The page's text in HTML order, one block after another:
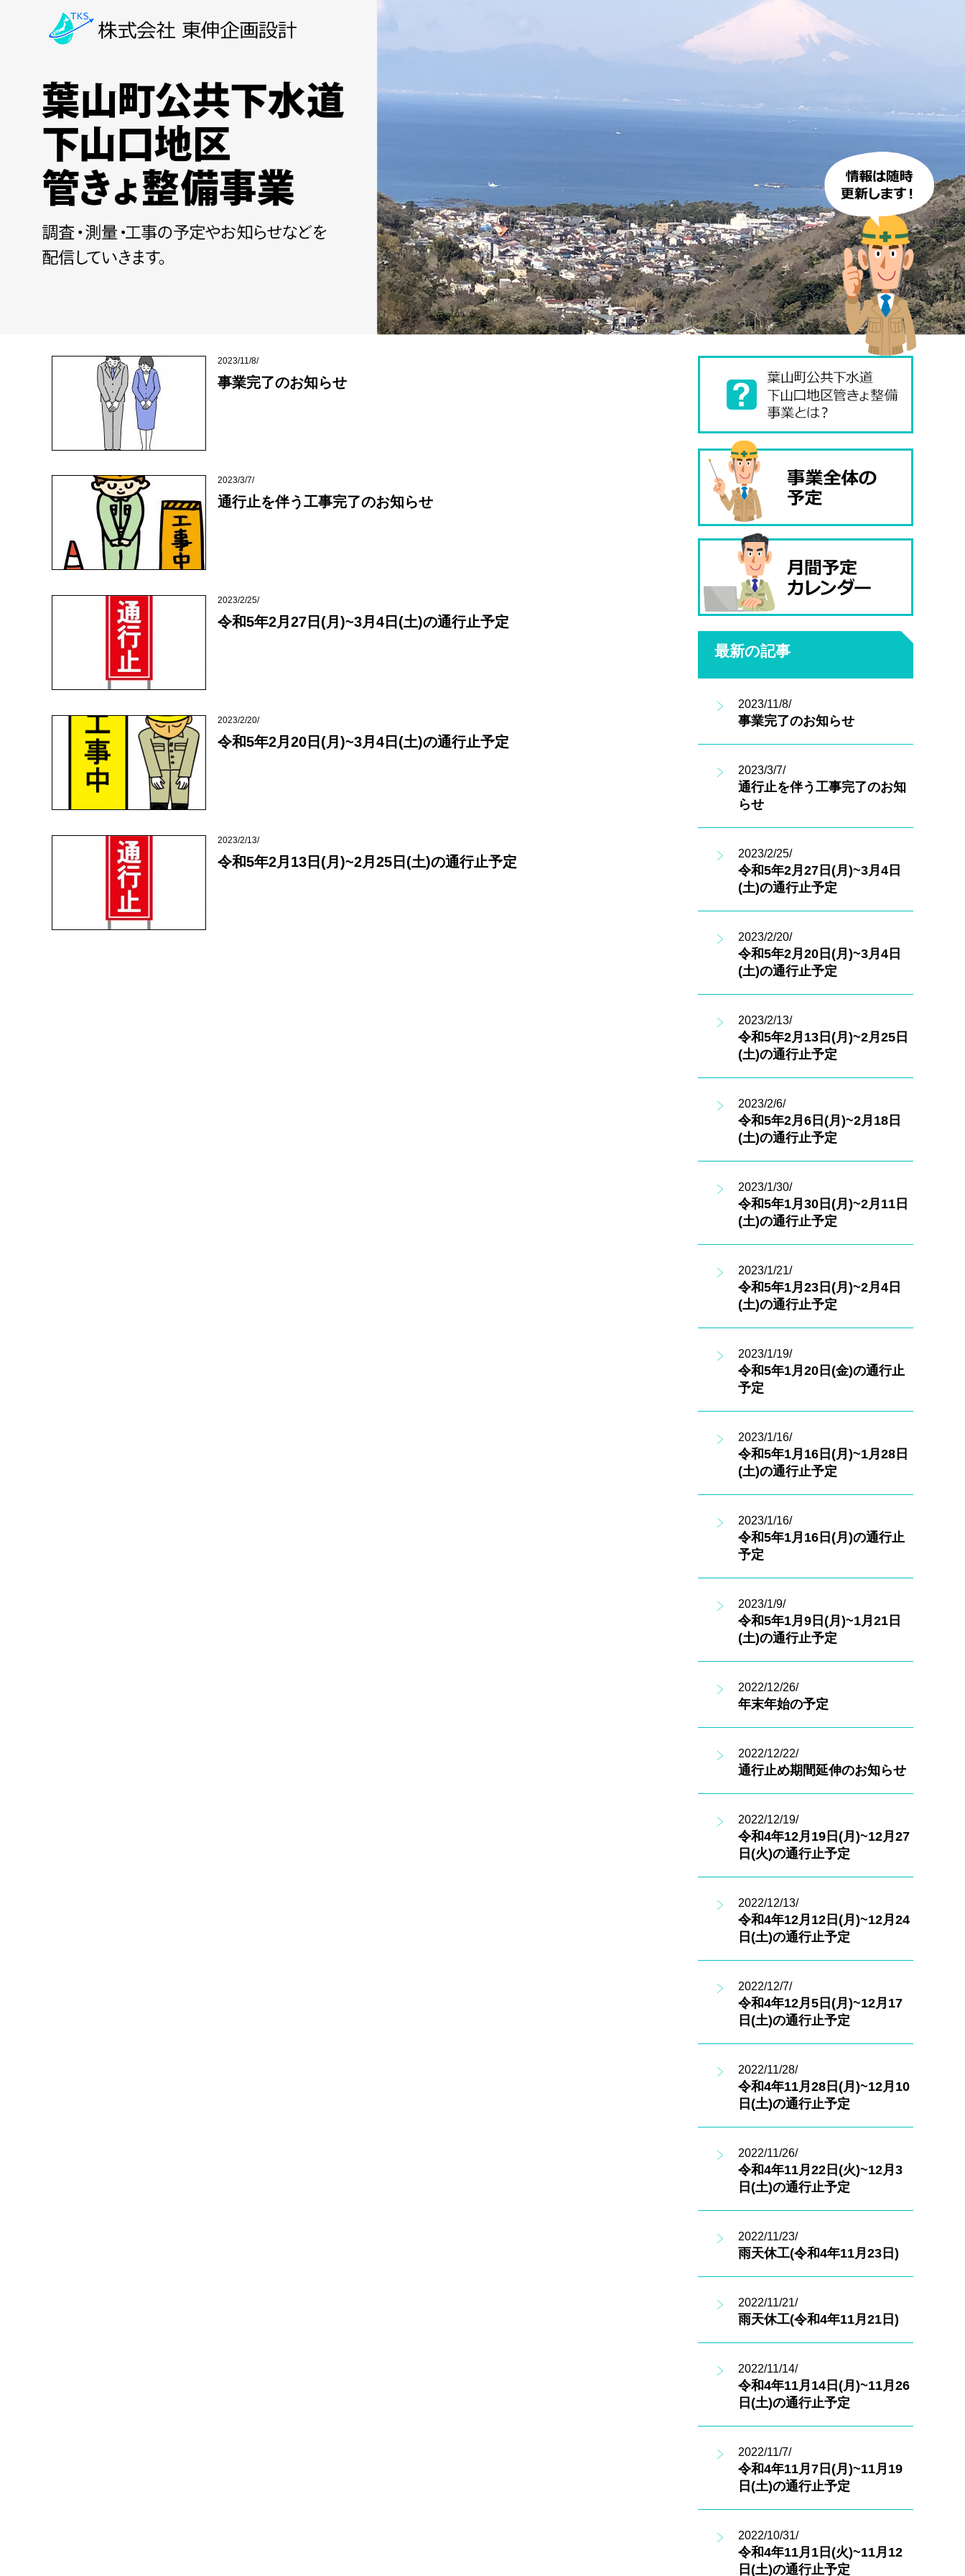
2023/11/8/
事業完了のお知らせ
2023/3/7/
通行止を伴う工事完了のお知らせ
2023/2/25/
令和5年2月27日(月)~3月4日(土)の通行止予定
2023/2/20/
令和5年2月20日(月)~3月4日(土)の通行止予定
2023/2/13/
令和5年2月13日(月)~2月25日(土)の通行止予定
最新の記事
2023/11/8/
事業完了のお知らせ
2023/3/7/
通行止を伴う工事完了のお知
らせ
2023/2/25/
令和5年2月27日(月)~3月4日
(土)の通行止予定
2023/2/20/
令和5年2月20日(月)~3月4日
(土)の通行止予定
2023/2/13/
令和5年2月13日(月)~2月25日
(土)の通行止予定
2023/2/6/
令和5年2月6日(月)~2月18日
(土)の通行止予定
2023/1/30/
令和5年1月30日(月)~2月11日
(土)の通行止予定
2023/1/21/
令和5年1月23日(月)~2月4日
(土)の通行止予定
2023/1/19/
令和5年1月20日(金)の通行止
予定
2023/1/16/
令和5年1月16日(月)~1月28日
(土)の通行止予定
2023/1/16/
令和5年1月16日(月)の通行止
予定
2023/1/9/
令和5年1月9日(月)~1月21日
(土)の通行止予定
2022/12/26/
年末年始の予定
2022/12/22/
通行止め期間延伸のお知らせ
2022/12/19/
令和4年12月19日(月)~12月27
日(火)の通行止予定
2022/12/13/
令和4年12月12日(月)~12月24
日(土)の通行止予定
2022/12/7/
令和4年12月5日(月)~12月17
日(土)の通行止予定
2022/11/28/
令和4年11月28日(月)~12月10
日(土)の通行止予定
2022/11/26/
令和4年11月22日(火)~12月3
日(土)の通行止予定
2022/11/23/
雨天休工(令和4年11月23日)
2022/11/21/
雨天休工(令和4年11月21日)
2022/11/14/
令和4年11月14日(月)~11月26
日(土)の通行止予定
2022/11/7/
令和4年11月7日(月)~11月19
日(土)の通行止予定
2022/10/31/
令和4年11月1日(火)~11月12
日(土)の通行止予定